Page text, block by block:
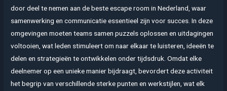
door deel te nemen aan de beste escape room in Nederland, waar
samenwerking en communicatie essentieel zijn voor succes. In deze
omgevingen moeten teams samen puzzels oplossen en uitdagingen
voltooien, wat leden stimuleert om naar elkaar te luisteren, ideeën te
delen en strategieën te ontwikkelen onder tijdsdruk. Omdat elke
deelnemer op een unieke manier bijdraagt, bevordert deze activiteit
het begrip van verschillende sterke punten en werkstijlen, wat elk